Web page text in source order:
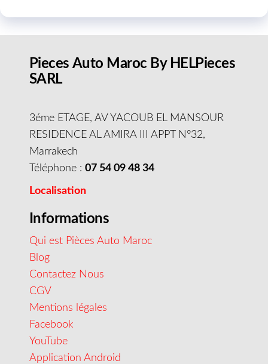
Pieces Auto Maroc By HELPieces
SARL
3éme ETAGE, AV YACOUB EL MANSOUR
RESIDENCE AL AMIRA III APPT N°32,
Marrakech
Téléphone : 07 54 09 48 34
Localisation
Informations
Qui est Pièces Auto Maroc
Blog
Contactez Nous
CGV
Mentions légales
Facebook
YouTube
Application Android